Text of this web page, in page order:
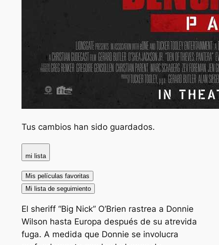
Tus cambios han sido guardados.
mi lista
Mis películas favoritas
Mi lista de seguimiento
El sheriff “Big Nick” O’Brien rastrea a Donnie
Wilson hasta Europa después de su atrevida
fuga. A medida que Donnie se involucra